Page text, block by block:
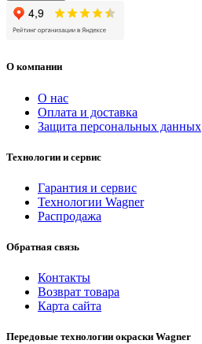
О компании
О нас
Оплата и доставка
Защита персональных данных
Технологии и сервис
Гарантия и сервис
Технологии Wagner
Распродажа
Обратная связь
Контакты
Возврат товара
Карта сайта
Передовые технологии окраски Wagner